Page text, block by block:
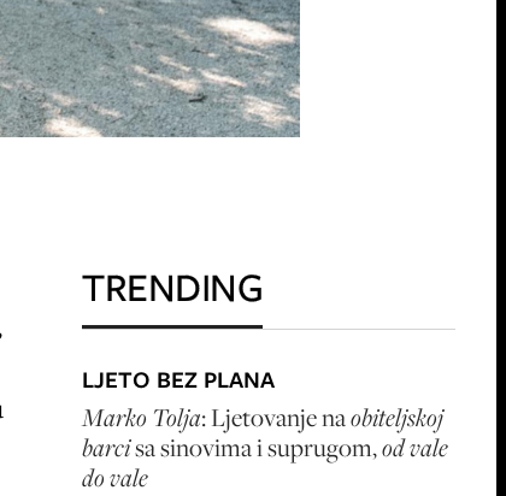
TRENDING
LJETO BEZ PLANA
Marko Tolja: Ljetovanje naobiteljskoj
barcisa sinovima i suprugom,od vale
do vale